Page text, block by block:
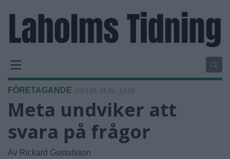
FÖRETAGANDE 2023-01-25 KL. 14:06
Meta undviker att
svara på frågor
Av Rickard Gustafsson